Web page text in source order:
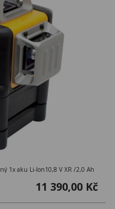
1x aku Li-Ion10,8 V XR /2,0 Ah
11 390,00 Kč